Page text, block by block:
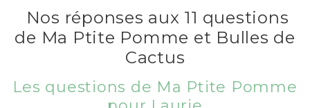
Nos réponses aux 11 questions
de Ma Ptite Pomme et Bulles de
Cactus
Les questions de Ma Ptite Pomme